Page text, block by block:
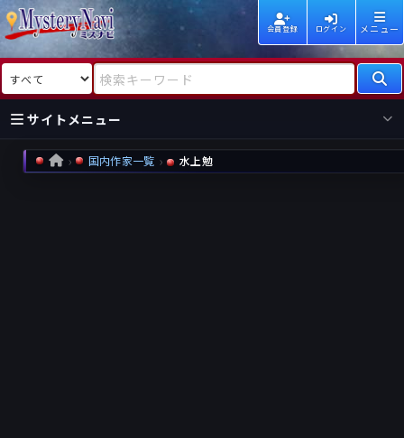
会員登録 ログイン メニュー
検索対象 検索キーワード
サイトメニュー
国内
海外
HOME 国内作家一覧 水上勉